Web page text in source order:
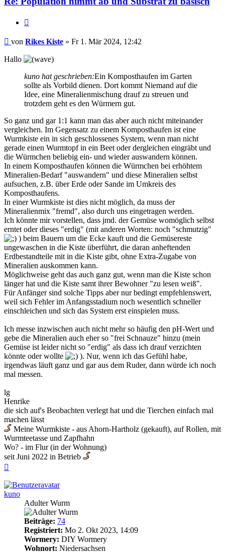
Beitrag
von Rikes Kiste » Fr 1. Mär 2024, 12:42
Hallo
kuno hat geschrieben:Ein Komposthaufen im Garten
sollte als Vorbild dienen. Dort kommt Niemand auf die
Idee, eine Mineralienmischung drauf zu streuen und
trotzdem geht es den Würmern gut.
So ganz und gar 1:1 kann man das aber auch nicht miteinander
vergleichen. Im Gegensatz zu einem Komposthaufen ist eine
Wurmkiste ein in sich geschlossenes System, wenn man nicht
gerade einen Wurmtopf in ein Beet oder dergleichen eingräbt und
die Würmchen beliebig ein- und wieder auswandern können.
In einem Komposthaufen können die Würmchen bei erhöhtem
Mineralien-Bedarf "auswandern" und diese Mineralien selbst
aufsuchen, z.B. über Erde oder Sande im Umkreis des
Komposthaufens.
In einer Wurmkiste ist dies nicht möglich, da muss der
Mineralienmix "fremd", also durch uns eingetragen werden.
Ich könnte mir vorstellen, dass jmd. der Gemüse womöglich selbst
erntet oder dieses "erdig" (mit anderen Worten: noch "schmutzig"
) beim Bauern um die Ecke kauft und die Gemüsereste
ungewaschen in die Kiste überführt, die daran anheftenden
Erdbestandteile mit in die Kiste gibt, ohne Extra-Zugabe von
Mineralien auskommen kann.
Möglichweise geht das auch ganz gut, wenn man die Kiste schon
länger hat und die Kiste samt ihrer Bewohner "zu lesen weiß".
Für Anfänger sind solche Tipps aber nur bedingt empfehlenswert,
weil sich Fehler im Anfangsstadium noch wesentlich schneller
einschleichen und sich das System erst einspielen muss.
Ich messe inzwischen auch nicht mehr so häufig den pH-Wert und
gebe die Mineralien auch eher so "frei Schnauze" hinzu (mein
Gemüse ist leider nicht so "erdig" als dass ich drauf verzichten
könnte oder wollte
). Nur, wenn ich das Gefühl habe,
irgendwas läuft ganz und gar aus dem Ruder, dann würde ich noch
mal messen.
lg
Henrike
die sich auf's Beobachten verlegt hat und die Tierchen einfach mal
machen lässt
Meine Wurmkiste - aus Ahorn-Hartholz (gekauft), auf Rollen, mit
Wurmteetasse und Zapfhahn
Wo? - im Flur (in der Wohnung)
seit Juni 2022 in Betrieb
kuno
Adulter Wurm
Beiträge: 74
Registriert: Mo 2. Okt 2023, 14:09
Wormery: DIY Wormery
Wohnort: Niedersachsen